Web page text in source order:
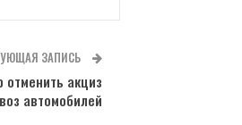
ЗАПИСЬ
отменить акциз
автомобилей